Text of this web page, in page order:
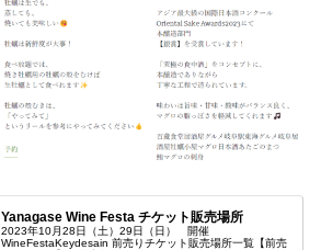
Yanagase Wine Festa チケット販売場所
2023年10月28日（土）29日（日） 開催
WineFestaKeydesain 前売りチケット販売場所一覧【前売